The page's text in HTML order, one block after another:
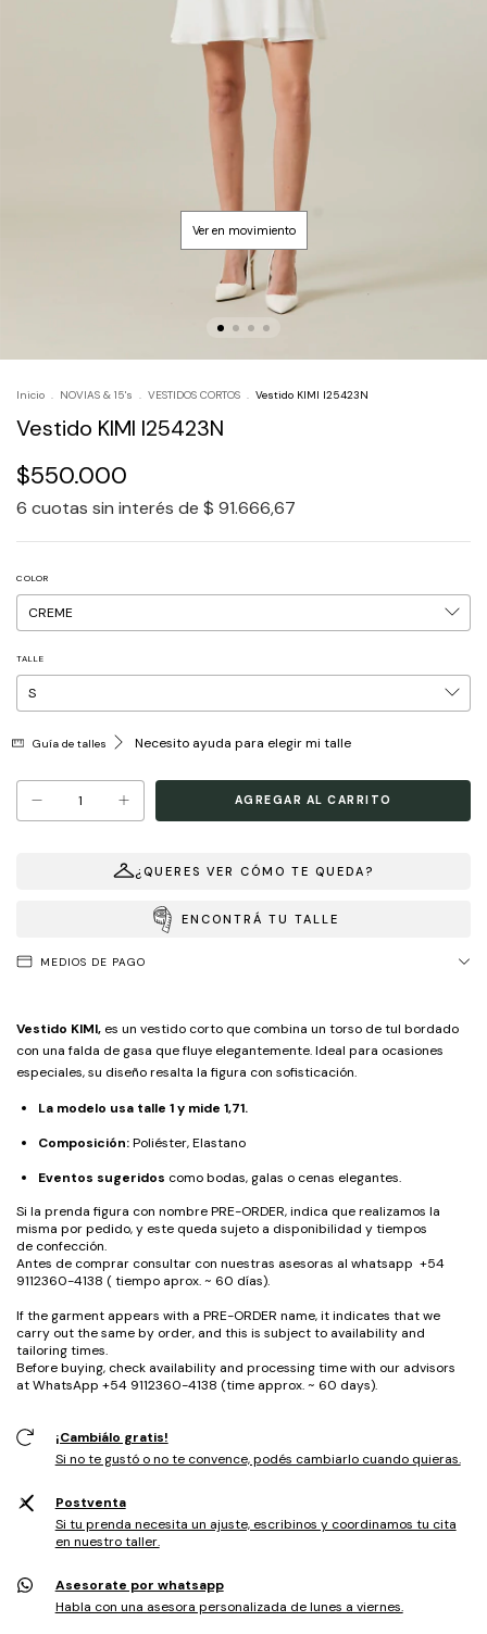
Inicio . NOVIAS & 15's . VESTIDOS CORTOS . Vestido KIMI I25423N
Vestido KIMI I25423N
$550.000
6 cuotas sin interés de $ 91.666,67
COLOR
TALLE
Guía de talles Necesito ayuda para elegir mi talle
¿QUERES VER CÓMO TE QUEDA?
ENCONTRÁ TU TALLE
MEDIOS DE PAGO
Vestido KIMI, es un vestido corto que combina un torso de tul bordado
con una falda de gasa que fluye elegantemente. Ideal para ocasiones
especiales, su diseño resalta la figura con sofisticación.
La modelo usa talle 1 y mide 1,71.
Composición:Poliéster, Elastano
Eventos sugeridos como bodas, galas o cenas elegantes.
Si la prenda figura con nombre PRE-ORDER, indica que realizamos la
misma por pedido, y este queda sujeto a disponibilidad y tiempos
de confección.
Antes de comprar consultar con nuestras asesoras al whatsapp +54
9112360-4138 ( tiempo aprox. ~ 60 días).
If the garment appears with a PRE-ORDER name, it indicates that we
carry out the same by order, and this is subject to availability and
tailoring times.
Before buying, check availability and processing time with our advisors
at WhatsApp +54 9112360-4138 (time approx. ~ 60 days).
¡Cambiálo gratis!
Si no te gustó o no te convence, podés cambiarlo cuando quieras.
Postventa
Si tu prenda necesita un ajuste, escribinos y coordinamos tu cita
en nuestro taller.
Asesorate por whatsapp
Habla con una asesora personalizada de lunes a viernes.